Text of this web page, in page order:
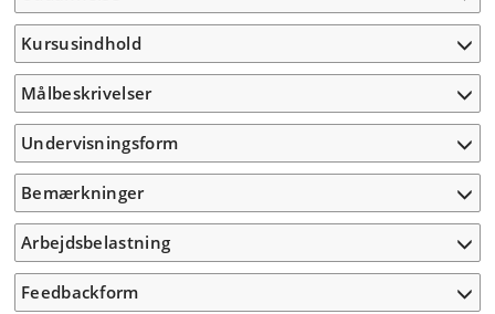
Kursusindhold
Målbeskrivelser
Undervisningsform
Bemærkninger
Arbejdsbelastning
Feedbackform